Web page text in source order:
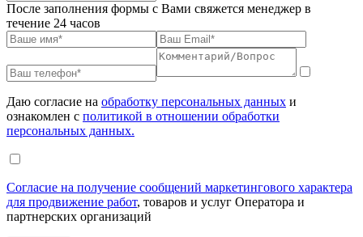
После заполнения формы с Вами свяжется менеджер в
течение 24 часов
Даю согласие на обработку персональных данных и
ознакомлен с политикой в отношении обработки
персональных данных.
Согласие на получение сообщений маркетингового характера
для продвижение работ, товаров и услуг Оператора и
партнерских организаций